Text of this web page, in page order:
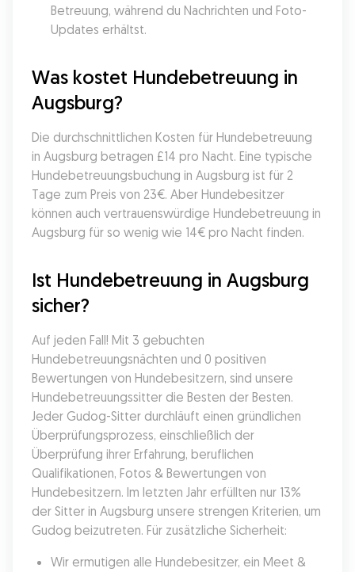
Betreuung, während du Nachrichten und Foto-
Updates erhältst.
Was kostet Hundebetreuung in
Augsburg?
Die durchschnittlichen Kosten für Hundebetreuung
in Augsburg betragen £14 pro Nacht. Eine typische
Hundebetreuungsbuchung in Augsburg ist für 2
Tage zum Preis von 23€. Aber Hundebesitzer
können auch vertrauenswürdige Hundebetreuung in
Augsburg für so wenig wie 14€ pro Nacht finden.
Ist Hundebetreuung in Augsburg
sicher?
Auf jeden Fall! Mit 3 gebuchten
Hundebetreuungsnächten und 0 positiven
Bewertungen von Hundebesitzern, sind unsere
Hundebetreuungssitter die Besten der Besten.
Jeder Gudog-Sitter durchläuft einen gründlichen
Überprüfungsprozess, einschließlich der
Überprüfung ihrer Erfahrung, beruflichen
Qualifikationen, Fotos & Bewertungen von
Hundebesitzern. Im letzten Jahr erfüllten nur 13%
der Sitter in Augsburg unsere strengen Kriterien, um
Gudog beizutreten. Für zusätzliche Sicherheit:
Wir ermutigen alle Hundebesitzer, ein Meet &